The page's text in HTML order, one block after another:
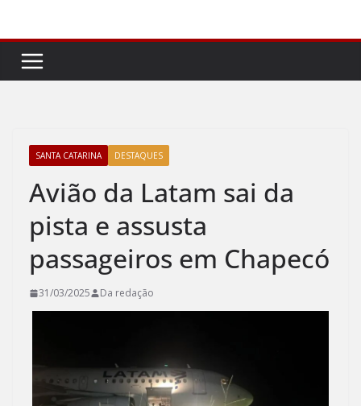
conteúdo
SANTA CATARINA DESTAQUES
Avião da Latam sai da
pista e assusta
passageiros em Chapecó
31/03/2025 Da redação